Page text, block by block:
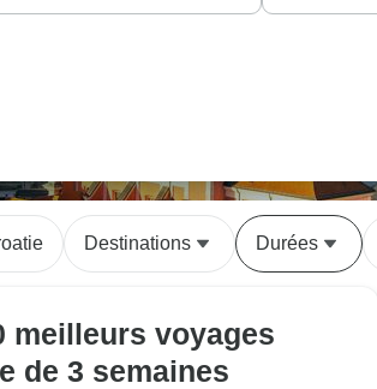
Destinations Durées
meilleurs voyages
de 3 semaines